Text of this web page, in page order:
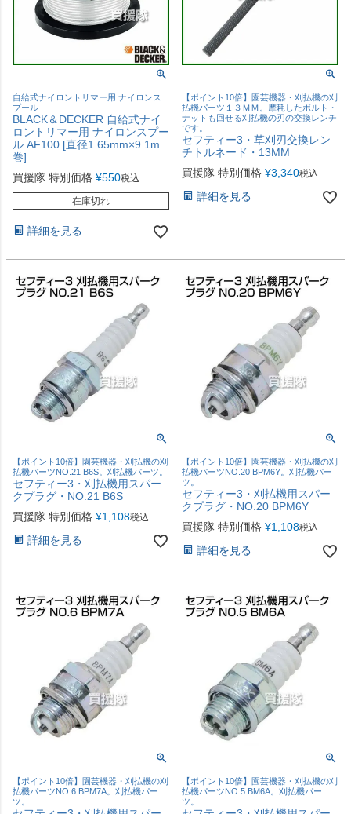
自給式ナイロントリマー用 ナイロンス
プール
BLACK＆DECKER 自給式ナイ
ロントリマー用 ナイロンスプー
ル AF100 [直径1.65mm×9.1m
巻]
買援隊 特別価格 ¥550税込
在庫切れ
詳細を見る
【ポイント10倍】園芸機器・刈払機の刈
払機パーツ１３ＭＭ。摩耗したボルト・
ナットも回せる刈払機の刃の交換レンチ
です。
セフティー3・草刈刃交換レン
チトルネード・13MM
買援隊 特別価格 ¥3,340税込
詳細を見る
【ポイント10倍】園芸機器・刈払機の刈
払機パーツNO.21 B6S。刈払機パーツ。
セフティー3・刈払機用スパー
クプラグ・NO.21 B6S
買援隊 特別価格 ¥1,108税込
詳細を見る
【ポイント10倍】園芸機器・刈払機の刈
払機パーツNO.20 BPM6Y。刈払機パー
ツ。
セフティー3・刈払機用スパー
クプラグ・NO.20 BPM6Y
買援隊 特別価格 ¥1,108税込
詳細を見る
【ポイント10倍】園芸機器・刈払機の刈
払機パーツNO.6 BPM7A。刈払機パー
ツ。
【ポイント10倍】園芸機器・刈払機の刈
払機パーツNO.5 BM6A。刈払機パー
ツ。